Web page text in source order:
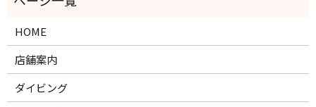
HOME
店舗案内
ダイビング